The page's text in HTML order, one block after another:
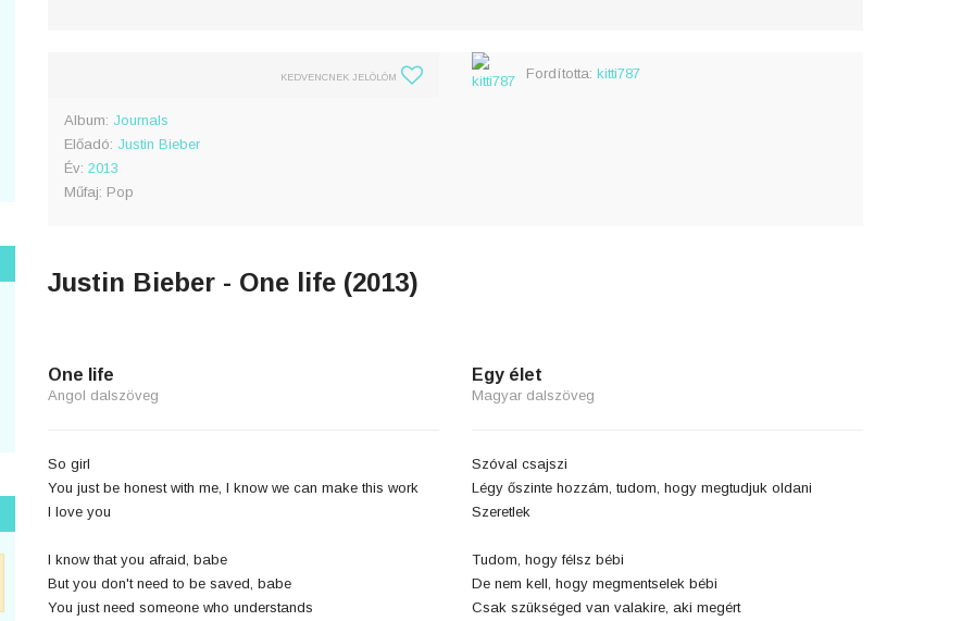
KEDVENCNEK JELÖLÖM
Album: Journals
Előadó: Justin Bieber
Év: 2013
Műfaj: Pop
Fordította: kitti787
Justin Bieber - One life (2013)
One life
Angol dalszöveg
So girl
You just be honest with me, I know we can make this work
I love you
I know that you afraid, babe
But you don't need to be saved, babe
You just need someone who understands
Egy élet
Magyar dalszöveg
Szóval csajszi
Légy őszinte hozzám, tudom, hogy megtudjuk oldani
Szeretlek
Tudom, hogy félsz bébi
De nem kell, hogy megmentselek bébi
Csak szükséged van valakire, aki megért